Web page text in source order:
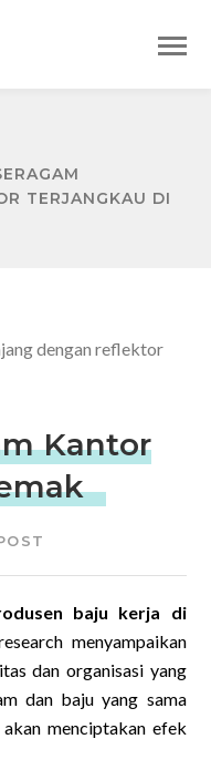
TERJANGKAU DI
Kantor
baju kerja di
menyampaikan
dan organisasi yang
dan baju yang sama
menciptakan efek